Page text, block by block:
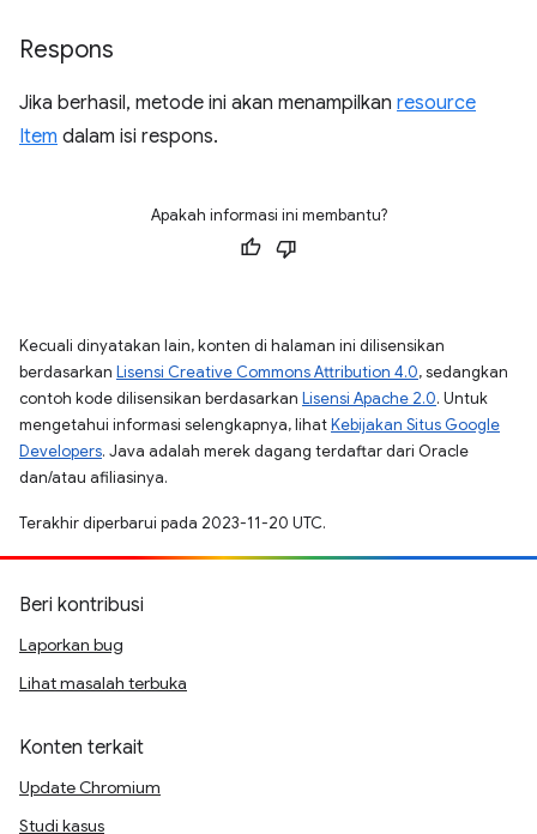
Respons
Jika berhasil, metode ini akan menampilkan resource
Item dalam isi respons.
Apakah informasi ini membantu?
Kecuali dinyatakan lain, konten di halaman ini dilisensikan
berdasarkan Lisensi Creative Commons Attribution 4.0, sedangkan
contoh kode dilisensikan berdasarkan Lisensi Apache 2.0. Untuk
mengetahui informasi selengkapnya, lihatKebijakan Situs Google
Developers. Java adalah merek dagang terdaftar dari Oracle
dan/atau afiliasinya.
Terakhir diperbarui pada 2023-11-20 UTC.
Beri kontribusi
Laporkan bug
Lihat masalah terbuka
Konten terkait
Update Chromium
Studi kasus